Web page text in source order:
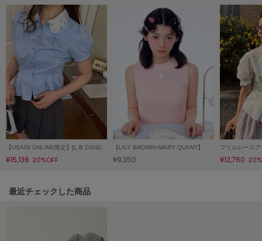
LILY BROWN Lingerie
リリーブラウンランジェリー
LITTLE UNION TOKYO
リトルユニオン トウキョウ
made of Organics
メイドオブオーガニクス
MICHU COQUETTE
ミチュ コケット
¥15,136 20%OFF ¥9,350
フリルレース
¥12,760
関連記事
最近チェックした商品